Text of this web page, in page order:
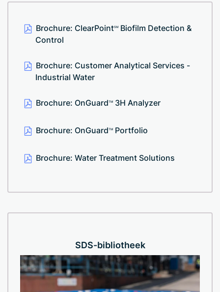
Brochure: ClearPointSM
Biofilm Detection &
Control
Brochure: Customer Analytical Services -
Industrial Water
Brochure: OnGuardTM 3H Analyzer
Brochure: OnGuardTM Portfolio
Brochure: Water Treatment Solutions
SDS-bibliotheek